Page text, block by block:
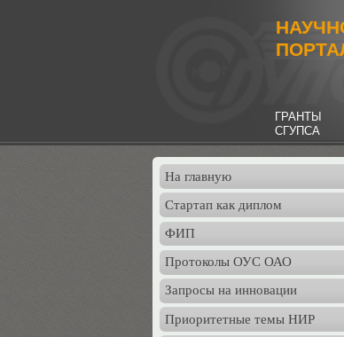
ГРАНТЫ
СГУПСА
На главную
Стартап как диплом
ФИП
Протоколы ОУС ОАО
Запросы на инновации
Приоритетные темы НИР